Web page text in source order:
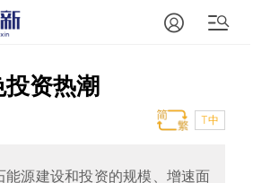
资热潮
T中
源建设和投资的规模、增速面